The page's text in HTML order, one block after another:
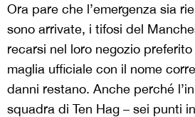
Ora pare che l’emergenza sia
sono arrivate, i tifosi del
recarsi nel loro negozio
maglia ufficiale con il nome
danni restano. Anche perché
squadra di Ten Hag – sei punti